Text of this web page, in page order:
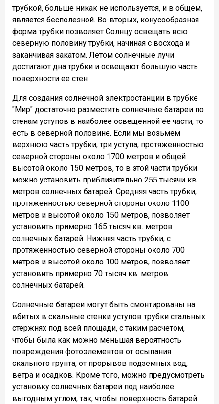
трубкой, больше никак не используется, и в общем,
является бесполезной. Во-вторых, конусообразная
форма трубки позволяет Солнцу освещать всю
северную половину трубки, начиная с восхода и
заканчивая закатом. Летом солнечные лучи
достигают дна трубки и освещают большую часть
поверхности ее стен.
Для создания солнечной электростанции в трубке
"Мир" достаточно разместить солнечные батареи по
стенам уступов в наиболее освещенной ее части, то
есть в северной половине. Если мы возьмем
верхнюю часть трубки, три уступа, протяженностью
северной стороны около 1700 метров и общей
высотой около 150 метров, то в этой части трубки
можно установить приблизительно 255 тысячи кв.
метров солнечных батарей. Средняя часть трубки,
протяженностью северной стороны около 1100
метров и высотой около 150 метров, позволяет
установить примерно 165 тысяч кв. метров
солнечных батарей. Нижняя часть трубки, с
протяженностью северной стороны около 700
метров и высотой около 100 метров, позволяет
установить примерно 70 тысяч кв. метров
солнечных батарей.
Солнечные батареи могут быть смонтированы на
вбитых в скальные стенки уступов трубки стальных
стержнях под всей площади, с таким расчетом,
чтобы была как можно меньшая вероятность
повреждения фотоэлементов от осыпания
скального грунта, от прорывов подземных вод,
ветра и осадков. Кроме того, можно предусмотреть
установку солнечных батарей под наиболее
выгодным углом, так, чтобы поверхность батарей